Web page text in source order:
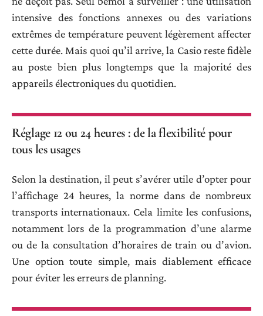
intensive des fonctions annexes ou des variations
extrêmes de température peuvent légèrement affecter
cette durée. Mais quoi qu’il arrive, la Casio reste fidèle
au poste bien plus longtemps que la majorité des
appareils électroniques du quotidien.
Réglage 12 ou 24 heures : de la flexibilité pour
tous les usages
Selon la destination, il peut s’avérer utile d’opter pour
l’affichage 24 heures, la norme dans de nombreux
transports internationaux. Cela limite les confusions,
notamment lors de la programmation d’une alarme
ou de la consultation d’horaires de train ou d’avion.
Une option toute simple, mais diablement efficace
pour éviter les erreurs de planning.